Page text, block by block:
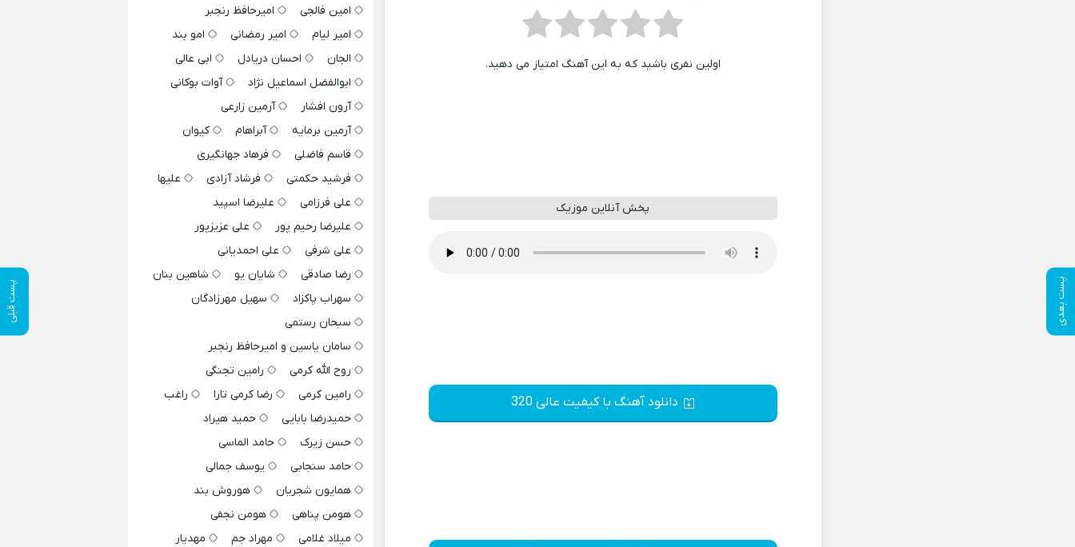
پست بعدی پست قبلی
اولین نفری باشید که به این آهنگ امتیاز می دهید.
پخش آنلاین موزیک
دانلود آهنگ با کیفیت عالی 320
امین فالجی
امیرحافظ رنجبر
امیر لیام
امیر رمضانی
امو بند
الجان
احسان دریادل
ابی عالی
ابوالفضل اسماعیل نژاد
آوات بوکانی
آرون افشار
آرمین زارعی
آرمین برمایه
آبراهام
کیوان
قاسم فاضلی
فرهاد جهانگیری
فرشید حکمتی
فرشاد آزادی
علیها
علی فرزامی
علیرضا اسپید
علیرضا رحیم پور
علی عزیزپور
علی شرفی
علی احمدیانی
رضا صادقی
شایان یو
شاهین بنان
سهراب پاکزاد
سهیل مهرزادگان
سبحان رستمی
سامان یاسین و امیرحافظ رنجبر
روح الله کرمی
رامین تجنگی
رامین کرمی
رضا کرمی تارا
راغب
حمیدرضا بابایی
حمید هیراد
حسن زیرک
حامد الماسی
حامد سنجابی
یوسف جمالی
همایون شجریان
هوروش بند
هومن پناهی
هومن نجفی
میلاد غلامی
مهراد جم
مهدیار